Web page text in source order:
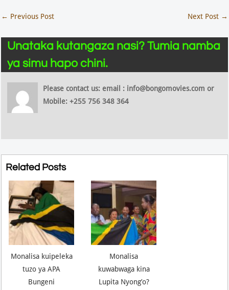
← Previous Post Next Post →
Unataka kutangaza nasi? Tumia namba
ya simu hapo chini.
Please contact us: email : info@bongomovies.com or
Mobile: +255 756 348 364
Related Posts
Monalisa kuipeleka
tuzo ya APA
Bungeni
Monalisa
kuwabwaga kina
Lupita Nyong’o?